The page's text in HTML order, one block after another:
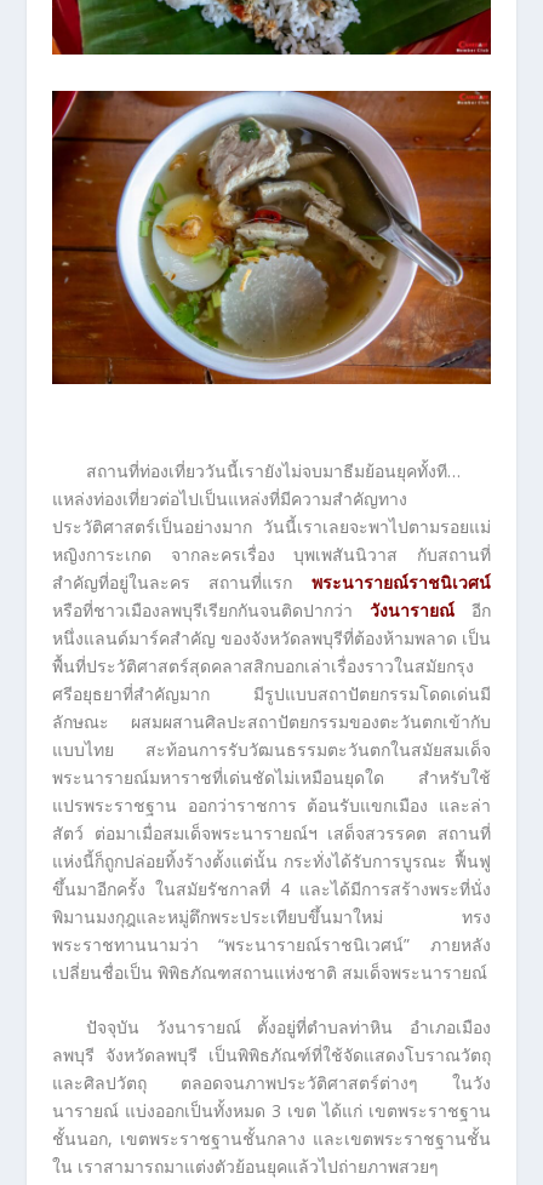
สถานที่ท่องเที่ยววันนี้เรายังไม่จบมาธีมย้อนยุคทั้งที…
แหล่งท่องเที่ยวต่อไปเป็นแหล่งที่มีความสำคัญทาง
ประวัติศาสตร์เป็นอย่างมาก วันนี้เราเลยจะพาไปตามรอยแม่
หญิงการะเกด จากละครเรื่อง บุพเพสันนิวาส กับสถานที่
สำคัญที่อยู่ในละคร สถานที่แรกพระนารายณ์ราชนิเวศน์
หรือที่ชาวเมืองลพบุรีเรียกกันจนติดปากว่า วังนารายณ์
อีก
หนึ่งแลนด์มาร์คสำคัญ ของจังหวัดลพบุรีที่ต้องห้ามพลาด เป็น
พื้นที่ประวัติศาสตร์สุดคลาสสิกบอกเล่าเรื่องราวในสมัยกรุง
ศรีอยุธยาที่สำคัญมาก มีรูปแบบสถาปัตยกรรมโดดเด่นมี
ลักษณะ ผสมผสานศิลปะสถาปัตยกรรมของตะวันตกเข้ากับ
แบบไทย สะท้อนการรับวัฒนธรรมตะวันตกในสมัยสมเด็จ
พระนารายณ์มหาราชที่เด่นชัดไม่เหมือนยุดใด สำหรับใช้
แปรพระราชฐาน ออกว่าราชการ ต้อนรับแขกเมือง และล่า
สัตว์ ต่อมาเมื่อสมเด็จพระนารายณ์ฯ เสด็จสวรรคต สถานที่
แห่งนี้ก็ถูกปล่อยทิ้งร้างตั้งแต่นั้น กระทั่งได้รับการบูรณะ ฟื้นฟู
ขึ้นมาอีกครั้ง ในสมัยรัชกาลที่ 4 และได้มีการสร้างพระที่นั่ง
พิมานมงกุฎและหมู่ตึกพระประเทียบขึ้นมาใหม่ ทรง
พระราชทานนามว่า “พระนารายณ์ราชนิเวศน์” ภายหลัง
เปลี่ยนชื่อเป็น พิพิธภัณฑสถานแห่งชาติ สมเด็จพระนารายณ์
ปัจจุบัน วังนารายณ์ ตั้งอยู่ที่ตำบลท่าหิน อำเภอเมือง
ลพบุรี จังหวัดลพบุรี เป็นพิพิธภัณฑ์ที่ใช้จัดแสดงโบราณวัตถุ
และศิลปวัตถุ ตลอดจนภาพประวัติศาสตร์ต่างๆ ในวัง
นารายณ์ แบ่งออกเป็นทั้งหมด 3 เขต ได้แก่ เขตพระราชฐาน
ชั้นนอก, เขตพระราชฐานชั้นกลาง และเขตพระราชฐานชั้น
ใน เราสามารถมาแต่งตัวย้อนยุคแล้วไปถ่ายภาพสวยๆ